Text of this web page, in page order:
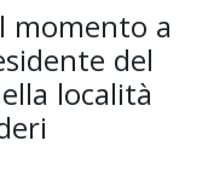
momento a
del
località